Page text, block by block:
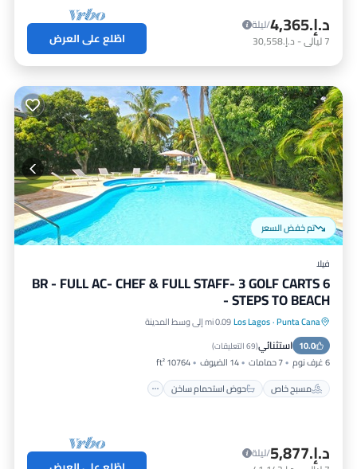
د.إ.‏4,365
/ليلة
7ليالي- د.إ.‏30,558 اطّلع على العرض
تم خفض السعر
فيلا
6 BR - FULL AC- CHEF & FULL STAFF- 3 GOLF CARTS
- STEPS TO BEACH
Punta Cana
·
Los Lagos0.09 mi إلى وسط المدينة
10.0 استثنائي(69 التعليقات )
6 غرف نوم 7 حمامات 14 الضيوف
10764 ft²
مسبح خاص
حوض استحمام ساخن
مسبح خاص
حوض استحمام ساخن
موقف سيارات
د.إ.‏5,877
/ليلة